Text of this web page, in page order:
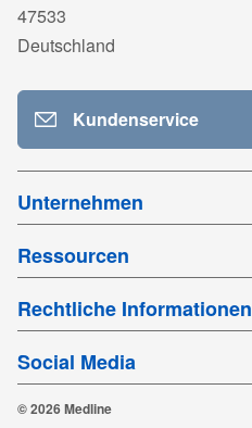
47533
Deutschland
Kundenservice
Unternehmen
Ressourcen
Rechtliche Informationen
Social Media
© 2026 Medline